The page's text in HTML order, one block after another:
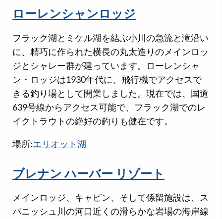
ローレンシャンロッジ
フラック湖とミケル湖を結ぶ小川の急流と滝沿い
に、精巧に作られた横長の丸太造りのメインロッ
ジとシャレー群が建っています。ローレンシャ
ン・ロッジは1930年代に、飛行機でアクセスで
きる釣り場として開業しました。現在では、国道
639号線からアクセス可能で、フラック湖でのレ
イクトラウトの絶好の釣りも健在です。
場所:エリオット湖
ブレナン ハーバー リゾート
メインロッジ、キャビン、そして係留施設は、ス
パニッシュ川の河口近くの滑らかな岩場の海岸線